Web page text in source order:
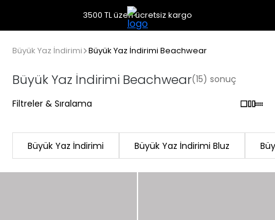
3500 TL üzeri ücretsiz kargo
Büyük Yaz İndirimi Büyük Yaz İndirimi Beachwear
Büyük Yaz İndirimi Beachwear(15) sonuç
Filtreler & Sıralama
Büyük Yaz İndirimi Büyük Yaz İndirimi Bluz